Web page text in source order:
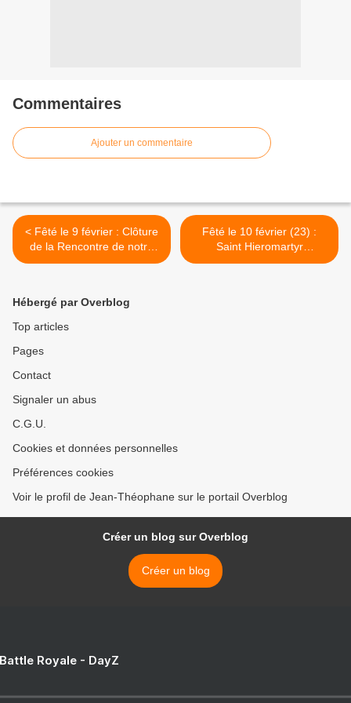
Commentaires
Ajouter un commentaire
< Fêté le 9 février : Clôture
de la Rencontre de notre
Seigneur dans le Temple
Fêté le 10 février (23) :
Saint Hieromartyr
Charalampos l'Eparque de
Hébergé par Overblog
Top articles
Pages
Contact
Signaler un abus
C.G.U.
Cookies et données personnelles
Préférences cookies
Voir le profil de Jean-Théophane sur le portail Overblog
Créer un blog sur Overblog
Créer un blog
Royale - DayZ